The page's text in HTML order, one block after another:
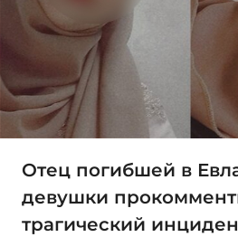
Отец погибшей в
девушки
трагический